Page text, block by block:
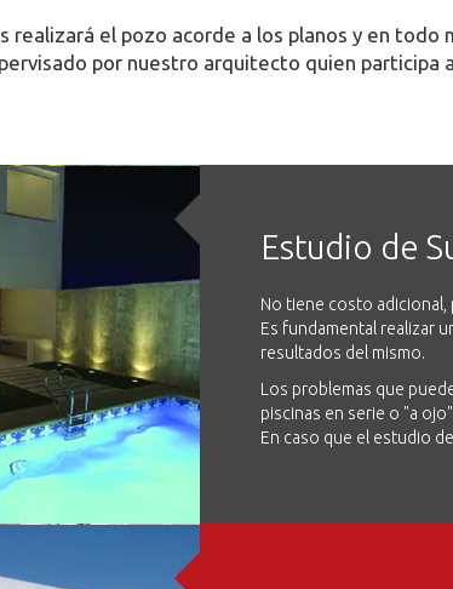
realizará el pozo acorde a los planos y en
por nuestro arquitecto quien participa
Estudio de
No tiene costo adicional,
Es fundamental realizar
resultados del mismo.
Los problemas que
piscinas en serie o "a
En caso que el estudio